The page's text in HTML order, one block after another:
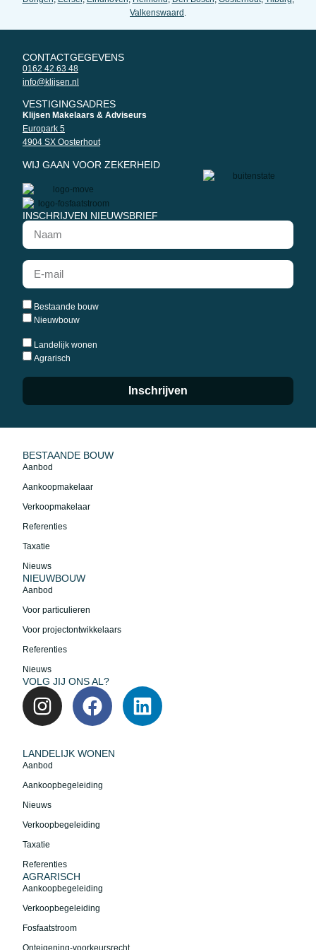
Valkenswaard
CONTACTGEGEVENS
0162 42 63 48
info@klijsen.nl
VESTIGINGSADRES
Klijsen Makelaars & Adviseurs
Europark 5
4904 SX Oosterhout
WIJ GAAN VOOR ZEKERHEID
INSCHRIJVEN NIEUWSBRIEF
Bestaande bouw
Nieuwbouw
Landelijk wonen
Agrarisch
Inschrijven
BESTAANDE BOUW
Aanbod
Aankoopmakelaar
Verkoopmakelaar
Referenties
Taxatie
Nieuws
NIEUWBOUW
Aanbod
Voor particulieren
Voor projectontwikkelaars
Referenties
Nieuws
VOLG JIJ ONS AL?
LANDELIJK WONEN
Aanbod
Aankoopbegeleiding
Nieuws
Verkoopbegeleiding
Taxatie
Referenties
AGRARISCH
Aankoopbegeleiding
Verkoopbegeleiding
Fosfaatstroom
Onteigening-voorkeursrecht